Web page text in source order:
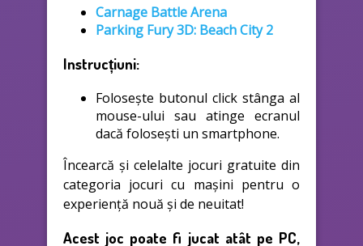
Carnage Battle Arena
Parking Fury 3D: Beach City 2
Instrucțiuni:
Folosește butonul click stânga al
mouse-ului sau atinge ecranul
dacă folosești un smartphone.
Încearcă și celelalte jocuri gratuite din
categoria jocuri cu mașini pentru o
experiență nouă și de neuitat!
Acest joc poate fi jucat atât pe PC,